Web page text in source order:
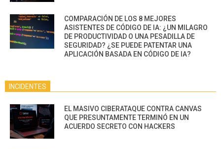
COMPARACIÓN DE LOS 8 MEJORES
ASISTENTES DE CÓDIGO DE IA: ¿UN MILAGRO
DE PRODUCTIVIDAD O UNA PESADILLA DE
SEGURIDAD? ¿SE PUEDE PATENTAR UNA
APLICACIÓN BASADA EN CÓDIGO DE IA?
INCIDENTES
EL MASIVO CIBERATAQUE CONTRA CANVAS
QUE PRESUNTAMENTE TERMINÓ EN UN
ACUERDO SECRETO CON HACKERS